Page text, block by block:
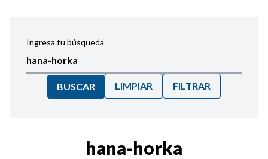
Ingresa tu búsqueda
BUSCAR LIMPIAR FILTRAR
hana-horka